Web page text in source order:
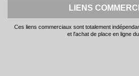
LIENS
Ces liens commerciaux sont totalement
et l'achat de place en ligne